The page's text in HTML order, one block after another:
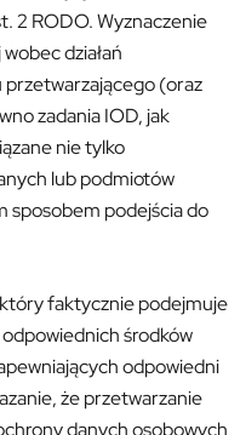
2 RODO. Wyznaczenie
działań
(oraz
zadania IOD, jak
nie tylko
lub podmiotów
sposobem podejścia do
faktycznie podejmuje
środków
odpowiedni
że przetwarzanie
danych osobowych